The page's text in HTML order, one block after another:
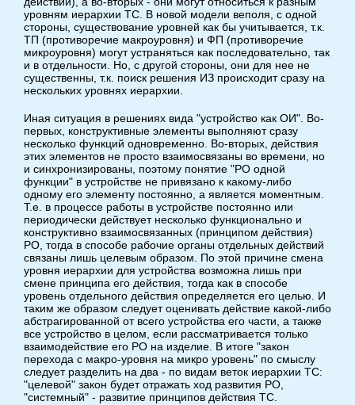
уровням иерархии ТС. В новой модели веполя, с одной
стороны, существование уровней как бы учитывается, т.к.
ТП (противоречие макроуровня) и ФП (противоречие
микроуровня) могут устраняться как последовательно, так
и в отдельности. Но, с другой стороны, они для нее не
существенны, т.к. поиск решения ИЗ происходит сразу на
нескольких уровнях иерархии.
Иная ситуация в решениях вида "устройство как ОИ". Во-
первых, конструктивные элементы выполняют сразу
несколько функций одновременно. Во-вторых, действия
этих элементов не просто взаимосвязаны во времени, но
и синхронизированы, поэтому понятие "РО одной
функции" в устройстве не привязано к какому-либо
одному его элементу постоянно, а является моментным.
Т.е. в процессе работы в устройстве постоянно или
периодически действует несколько функционально и
конструктивно взаимосвязанных (принципом действия)
РО, тогда в способе рабочие органы отдельных действий
связаны лишь целевым образом. По этой причине смена
уровня иерархии для устройства возможна лишь при
смене принципа его действия, тогда как в способе
уровень отдельного действия определяется его целью. И
таким же образом следует оценивать действие какой-либо
абстрагированной от всего устройства его части, а также
все устройство в целом, если рассматривается только
взаимодействие его РО на изделие. В итоге "закон
перехода с макро-уровня на микро уровень" по смыслу
следует разделить на два - по видам веток иерархии ТС:
"целевой" закон будет отражать ход развития РО,
"системный" - развитие принципов действия ТС.